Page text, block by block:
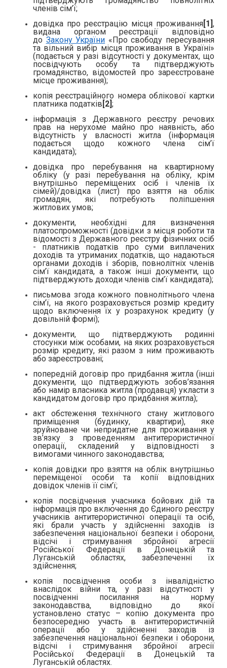
членів сім’ї;
довідка про реєстрацію місця проживання[1],
видана органом реєстрації відповідно
до Закону України «Про свободу пересування
та вільний вибір місця проживання в Україні»
(подається у разі відсутності у документах, що
посвідчують особу та підтверджують
громадянство, відомостей про зареєстроване
місце проживання);
копія реєстраційного номера облікової картки
платника податків [2];
інформація з Державного реєстру речових
прав на нерухоме майно про наявність, або
відсутність у власності житла (інформація
подається щодо кожного члена сім’ї
кандидата);
довідка про перебування на квартирному
обліку (у разі перебування на обліку, крім
внутрішньо переміщених осіб і членів їх
сімей)/довідка (лист) про взяття на облік
громадян, які потребують поліпшення
житлових умов;
документи, необхідні для визначення
платоспроможності (довідки з місця роботи та
відомості з Державного реєстру фізичних осіб
- платників податків про суми виплачених
доходів та утриманих податків, що надаються
органами доходів і зборів, повнолітніх членів
сім’ї кандидата, а також інші документи, що
підтверджують доходи членів сім’ї кандидата);
письмова згода кожного повнолітнього члена
сім’ї, на якого розраховується розмір кредиту
щодо включення їх у розрахунок кредиту (у
довільній формі);
документи, що підтверджують родинні
стосунки між особами, на яких розраховується
розмір кредиту, які разом з ним проживають
або зареєстровані;
попередній договір про придбання житла (інші
документи, що підтверджують зобов’язання
або намір власника житла (продавця) укласти з
кандидатом договір про придбання житла);
акт обстеження технічного стану житлового
приміщення (будинку, квартири), яке
зруйноване чи непридатне для проживання у
зв’язку з проведенням антитерористичної
операції, складений у відповідності з
вимогами чинного законодавства;
копія довідки про взяття на облік внутрішньо
переміщеної особи та копії відповідних
довідок членів її сім’ї;
копія посвідчення учасника бойових дій та
інформація про включення до Єдиного реєстру
учасників антитерористичної операції та осіб,
які брали участь у здійсненні заходів із
забезпечення національної безпеки і оборони,
відсічі і стримування збройної агресії
Російської Федерації в Донецькій та
Луганській областях, забезпеченні їх
здійснення;
копія посвідчення особи з інвалідністю
внаслідок війни та, у разі відсутності у
посвідченні посилання на норму
законодавства, відповідно до якої
установлено статус – копію документа про
безпосередню участь в антитерористичній
операції або у здійсненні заходів із
забезпечення національної безпеки і оборони,
відсічі і стримування збройної агресії
Російської Федерації в Донецькій та
Луганській областях.